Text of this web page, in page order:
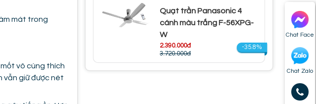
Chat Face
Chat Zalo
mát trong
vô cùng thích
vẫn giữ được nét
Quạt trần Panasonic 4
cánh màu trắng F-56XPG-
W
2.390.000đ
3.720.000đ
-35.8%